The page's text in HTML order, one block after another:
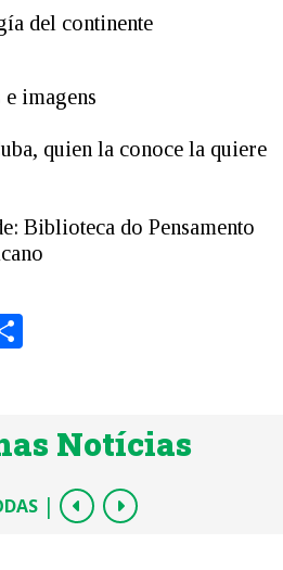
del continente
imagens
quien la conoce la quiere
Biblioteca do Pensamento
Notícias
|